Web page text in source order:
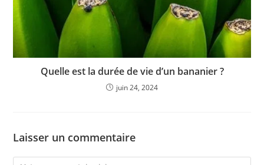
Quelle est la durée de vie d’un bananier ?
juin 24, 2024
Laisser un commentaire